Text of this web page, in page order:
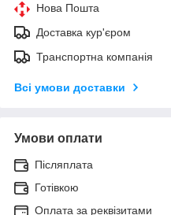
Нова Пошта
Доставка кур'єром
Транспортна компанія
Всі умови доставки
Умови оплати
Післяплата
Готівкою
Оплата за реквізитами